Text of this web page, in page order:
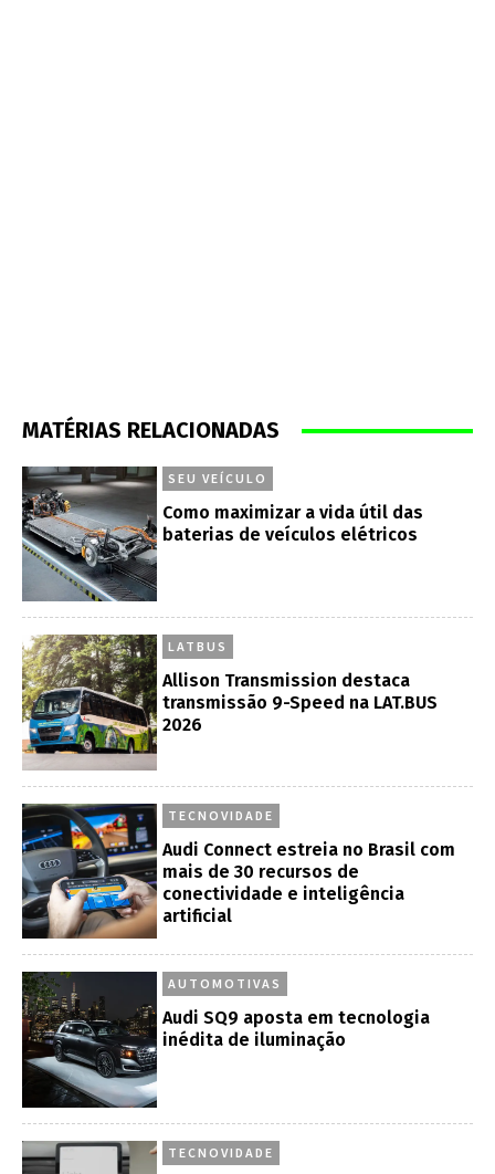
MATÉRIAS RELACIONADAS
SEU VEÍCULO
Como maximizar a vida útil das
baterias de veículos elétricos
LATBUS
Allison Transmission destaca
transmissão 9-Speed na LAT.BUS
2026
TECNOVIDADE
Audi Connect estreia no Brasil com
mais de 30 recursos de
conectividade e inteligência
artificial
AUTOMOTIVAS
Audi SQ9 aposta em tecnologia
inédita de iluminação
TECNOVIDADE